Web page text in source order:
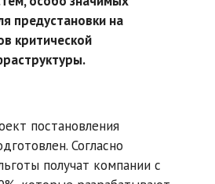
предустановки на
критической
постановления
Согласно
получат компании с